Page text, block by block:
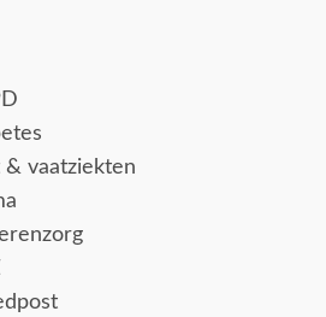
& vaatziekten